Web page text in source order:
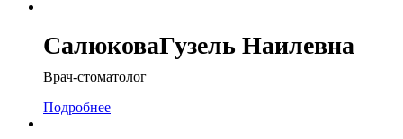
СалюковаГузель Наилевна
Врач-стоматолог
Подробнее